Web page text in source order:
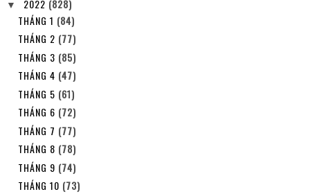
▼ 2022 (828)
THÁNG 1 (84)
THÁNG 2 (77)
THÁNG 3 (85)
THÁNG 4 (47)
THÁNG 5 (61)
THÁNG 6 (72)
THÁNG 7 (77)
THÁNG 8 (78)
THÁNG 9 (74)
THÁNG 10 (73)